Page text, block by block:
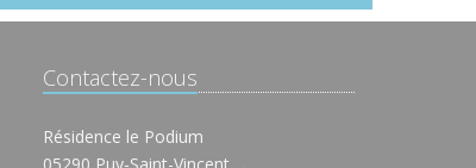
Contactez-nous
Résidence le Podium